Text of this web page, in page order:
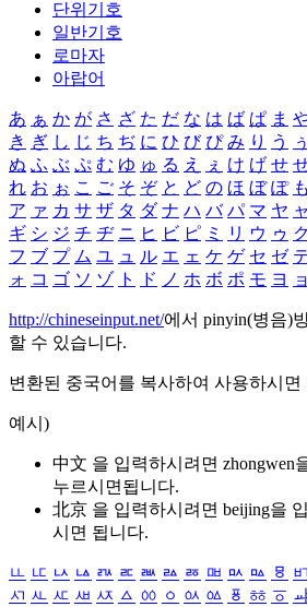
단위기호
일반기호
로마자
아랍어
あ ぁ か が さ ざ た だ な は ば ぱ ま
き ぎ し じ ち ぢ に ひ び ぴ み り う ぅ
ぬ ふ ぶ ぷ む ゆ ゅ る え ぇ け げ せ
れ お ぉ こ ご そ ぞ と ど の ほ ぼ ぽ も
ア ァ カ サ ザ タ ダ ナ ハ バ パ マ ヤ ャ
ギ シ ジ チ ヂ ニ ヒ ビ ピ ミ リ ウ ゥ ク
フ ブ プ ム ユ ュ ル エ ェ ケ ゲ セ ゼ
ォ コ ゴ ソ ゾ ト ド ノ ホ ボ ポ モ ヨ ョ
http://chineseinput.net/에서 pinyin(병음)
할 수 있습니다.
변환된 중국어를 복사하여 사용하시면
예시)
中文 을 입력하시려면 zhongwen
누르시면됩니다.
北京 을 입력하시려면 beijing을
시면 됩니다.
ㅥ ㅦ ㅧ ㅨ ㅩ ㅪ ㅫ ㅬ ㅭ ㅮ ㅯ ㅰ ㅱ ㅲ
ㅺ ㅻ ㅼ ㅽ ㅾ ㅿ ㆀ ㆁ ㆂ ㆃ ㆄ ㆅ ㆆ